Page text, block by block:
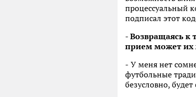
процессуальный
подписал этот
- Возвращаясь к
прием может их
- У меня нет
футбольные
безусловно,